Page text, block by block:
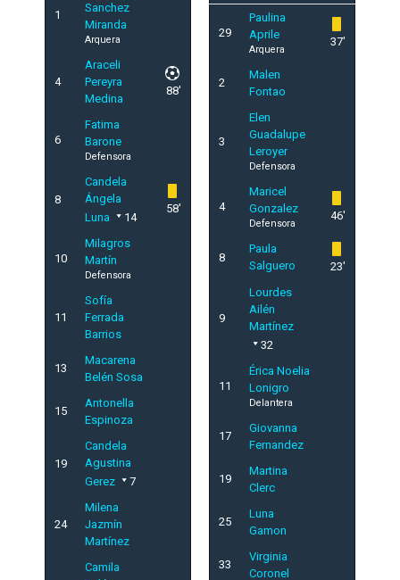
1
Sanchez
Miranda
Arquera
4
Araceli
Pereyra
Medina
88'
6
Fatima
Barone
Defensora
8
Candela
Ángela
Luna
14
58'
10
Milagros
Martín
Defensora
11
Sofía
Ferrada
Barrios
13
Macarena
Belén Sosa
15
Antonella
Espinoza
19
Candela
Agustina
Gerez
7
24
Milena
Jazmín
Martínez
Camila
29
Paulina
Aprile
Arquera
37'
2
Malen
Fontao
3
Elen
Guadalupe
Leroyer
Defensora
4
Maricel
Gonzalez
Defensora
46'
8
Paula
Salguero
23'
9
Lourdes
Ailén
Martínez
32
11
Érica Noelia
Lonigro
Delantera
17
Giovanna
Fernandez
19
Martina
Clerc
25
Luna
Gamon
33
Virginia
Coronel